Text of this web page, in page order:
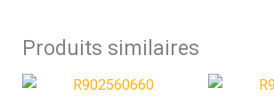
Produits similaires